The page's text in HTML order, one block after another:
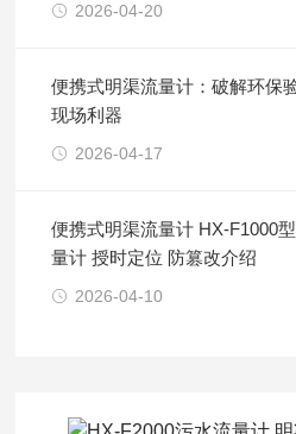
2026-04-20
便携式明渠流量计：破解环保
现场利器
2026-04-17
便携式明渠流量计 HX-F1000
量计 授时定位 防篡改介绍
2026-04-10